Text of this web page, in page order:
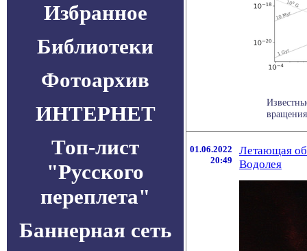
Избранное
Библиотеки
Фотоархив
ИНТЕРНЕТ
Топ-лист
"Русского
переплета"
Баннерная сеть
01.06.2022
20:49
Летающая
Водолея